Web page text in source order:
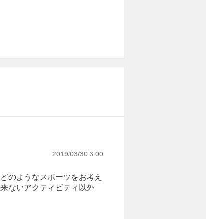
2019/03/30 3:00
のようなスポーツをお考え
ないアクティビティ以外